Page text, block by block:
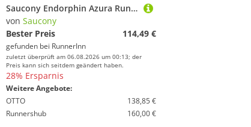
Saucony Endorphin Azura Running Shoes Blau EU 44 Mann
von Saucony
Bester Preis
114,49 €
gefunden bei RunnerInn
zuletzt überprüft am 06.08.2026 um 00:13; der
Preis kann sich seitdem geändert haben.
28% Ersparnis
Weitere Angebote:
OTTO
138,85 €
Runnershub
160,00 €